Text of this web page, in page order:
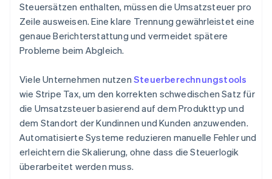
Steuersätzen enthalten, müssen die Umsatzsteuer pro
Zeile ausweisen. Eine klare Trennung gewährleistet eine
genaue Berichterstattung und vermeidet spätere
Probleme beim Abgleich.
Viele Unternehmen nutzen Steuerberechnungstools
wie Stripe Tax, um den korrekten schwedischen Satz für
die Umsatzsteuer basierend auf dem Produkttyp und
dem Standort der Kundinnen und Kunden anzuwenden.
Automatisierte Systeme reduzieren manuelle Fehler und
erleichtern die Skalierung, ohne dass die Steuerlogik
überarbeitet werden muss.